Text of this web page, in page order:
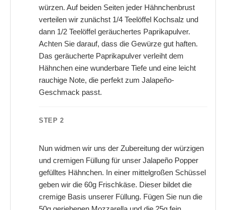
würzen. Auf beiden Seiten jeder Hähnchenbrust
verteilen wir zunächst 1/4 Teelöffel Kochsalz und
dann 1/2 Teelöffel geräuchertes Paprikapulver.
Achten Sie darauf, dass die Gewürze gut haften.
Das geräucherte Paprikapulver verleiht dem
Hähnchen eine wunderbare Tiefe und eine leicht
rauchige Note, die perfekt zum Jalapeño-
Geschmack passt.
STEP 2
Nun widmen wir uns der Zubereitung der würzigen
und cremigen Füllung für unser Jalapeño Popper
gefülltes Hähnchen. In einer mittelgroßen Schüssel
geben wir die 60g Frischkäse. Dieser bildet die
cremige Basis unserer Füllung. Fügen Sie nun die